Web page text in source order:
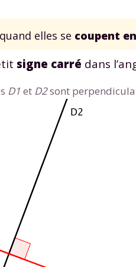
quand elles se coupent
signe carré dans
D1 et D2sont